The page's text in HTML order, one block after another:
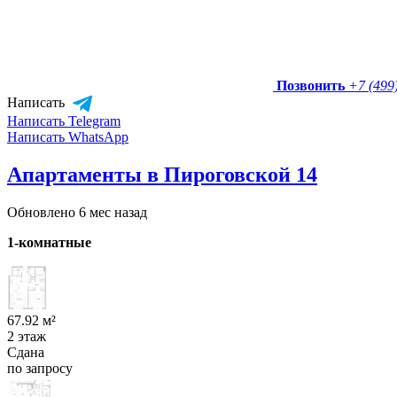
Позвонить +7
Написать
Написать Telegram
Написать WhatsApp
Апартаменты в Пироговской 14
Обновлено 6 мес назад
1-комнатные
67.92 м²
2 этаж
Сдана
по запросу